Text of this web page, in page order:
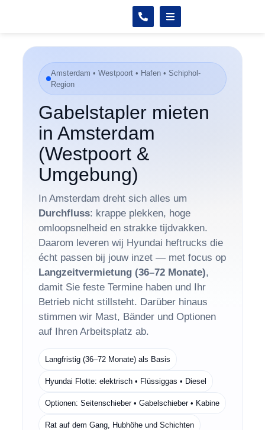
Amsterdam • Westpoort • Hafen • Schiphol-
Region
Gabelstapler mieten
in Amsterdam
(Westpoort &
Umgebung)
In Amsterdam dreht sich alles um
Durchfluss: krappe plekken, hoge
omloopsnelheid en strakke tijdvakken.
Daarom leveren wij Hyundai heftrucks die
écht passen bij jouw inzet — met focus op
Langzeitvermietung (36–72 Monate),
damit Sie feste Termine haben und Ihr
Betrieb nicht stillsteht. Darüber hinaus
stimmen wir Mast, Bänder und Optionen
auf Ihren Arbeitsplatz ab.
Langfristig (36–72 Monate) als Basis
Hyundai Flotte: elektrisch • Flüssiggas • Diesel
Optionen: Seitenschieber • Gabelschieber • Kabine
Rat auf dem Gang, Hubhöhe und Schichten